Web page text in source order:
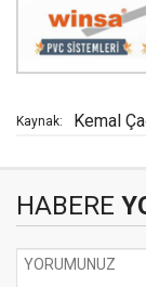
Kaynak: Kemal
HABERE